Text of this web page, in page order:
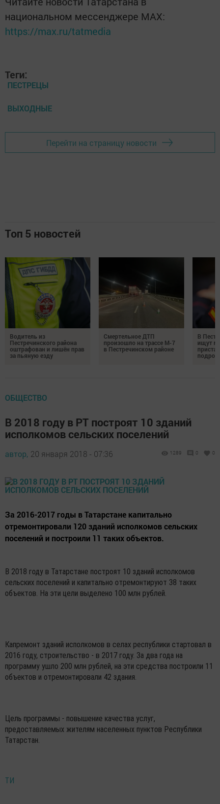
национальном мессенджере MАХ:
https://max.ru/tatmedia
Теги:
ПЕСТРЕЦЫ
ВЫХОДНЫЕ
Перейти на страницу новости
Топ 5 новостей
Водитель из
Пестречинского района
оштрафован и лишён прав
за пьяную езду
Смертельное ДТП
произошло на трассе М-7
в Пестречинском районе
В
ищут
ОБЩЕСТВО
В 2018 году в РТ построят 10 зданий
исполкомов сельских поселений
автор, 20 января 2018 - 07:36 1289 0 0
За 2016-2017 годы в Татарстане капитально
отремонтировали 120 зданий исполкомов сельских
поселений и построили 11 таких объектов.
В 2018 году в Татарстане построят 10 зданий исполкомов
сельских поселений и капитально отремонтируют 38 таких
объектов. На эти цели выделено 100 млн рублей.
Капремонт зданий исполкомов в селах республики стартовал в
2016 году, строительство - в 2017 году. За два года на
программу ушло 200 млн рублей, на эти средства построили 11
объектов и отремонтировали 42 здания.
Цель программы - повышение качества услуг,
предоставляемых жителям населенных пунктов Республики
Татарстан.
ТИ